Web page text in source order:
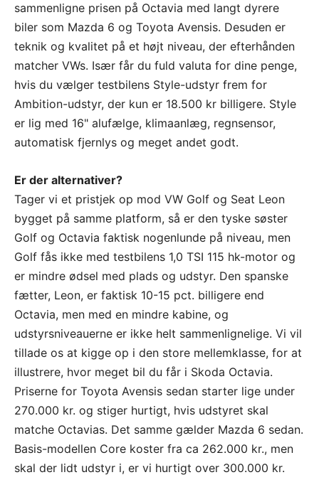
sammenligne prisen på Octavia med langt dyrere
biler som Mazda 6 og Toyota Avensis. Desuden er
teknik og kvalitet på et højt niveau, der efterhånden
matcher VWs. Især får du fuld valuta for dine penge,
hvis du vælger testbilens Style-udstyr frem for
Ambition-udstyr, der kun er 18.500 kr billigere. Style
er lig med 16" alufælge, klimaanlæg, regnsensor,
automatisk fjernlys og meget andet godt.
Er der alternativer?
Tager vi et pristjek op mod VW Golf og Seat Leon
bygget på samme platform, så er den tyske søster
Golf og Octavia faktisk nogenlunde på niveau, men
Golf fås ikke med testbilens 1,0 TSI 115 hk-motor og
er mindre ødsel med plads og udstyr. Den spanske
fætter, Leon, er faktisk 10-15 pct. billigere end
Octavia, men med en mindre kabine, og
udstyrsniveauerne er ikke helt sammenlignelige. Vi vil
tillade os at kigge op i den store mellemklasse, for at
illustrere, hvor meget bil du får i Skoda Octavia.
Priserne for Toyota Avensis sedan starter lige under
270.000 kr. og stiger hurtigt, hvis udstyret skal
matche Octavias. Det samme gælder Mazda 6 sedan.
Basis-modellen Core koster fra ca 262.000 kr., men
skal der lidt udstyr i, er vi hurtigt over 300.000 kr.